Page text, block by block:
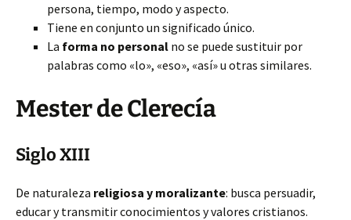
persona, tiempo, modo y aspecto.
Tiene en conjunto un significado único.
La forma no personal no se puede sustituir por
palabras como «lo», «eso», «así» u otras similares.
Mester de Clerecía
Siglo XIII
De naturaleza religiosa y moralizante: busca persuadir,
educar y transmitir conocimientos y valores cristianos.